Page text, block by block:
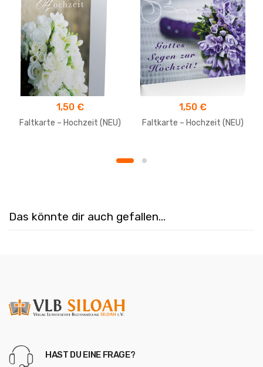
1,50 €
Faltkarte – Hochzeit (NEU)
1,50 €
Faltkarte – Hochzeit (NEU)
Das könnte dir auch gefallen…
HAST DU EINE FRAGE?